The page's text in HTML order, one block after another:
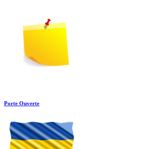
Porte Ouverte